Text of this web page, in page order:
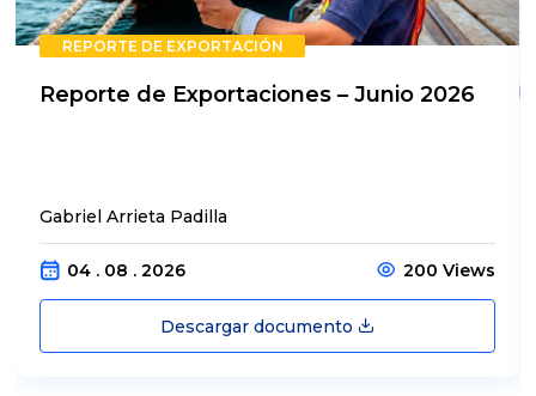
REPORTE DE EXPORTACIÓN
Reporte de Exportaciones – Junio 2026
Gabriel Arrieta Padilla
04 . 08 . 2026 200 Views
Descargar documento